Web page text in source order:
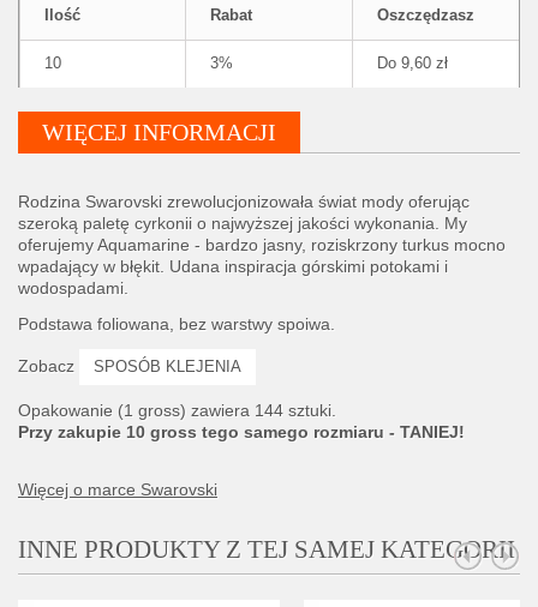
Ilość Rabat Oszczędzasz
10 3% Do 9,60 zł
WIĘCEJ INFORMACJI
Rodzina Swarovski zrewolucjonizowała świat mody oferując
szeroką paletę cyrkonii o najwyższej jakości wykonania. My
oferujemy Aquamarine - bardzo jasny, roziskrzony turkus mocno
wpadający w błękit. Udana inspiracja górskimi potokami i
wodospadami.
Podstawa foliowana, bez warstwy spoiwa.
Zobacz SPOSÓB KLEJENIA
Opakowanie (1 gross) zawiera 144 sztuki.
Przy zakupie 10 gross tego samego rozmiaru - TANIEJ!
Więcej o marce Swarovski
INNE PRODUKTY Z TEJ SAMEJ KATEGORII